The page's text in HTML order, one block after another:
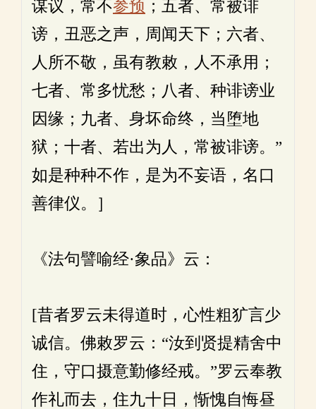
谋议，常不参预 ；五者、常被诽
谤，丑恶之声，周闻天下；六者、
人所不敬，虽有教敕，人不承用；
七者、常多忧愁；八者、种诽谤业
因缘；九者、身坏命终，当堕地
狱；十者、若出为人，常被诽谤。”
如是种种不作，是为不妄语，名口
善律仪。］
《法句譬喻经·象品》云：
[昔者罗云未得道时，心性粗犷言少
诚信。佛敕罗云：“汝到贤提精舍中
住，守口摄意勤修经戒。”罗云奉教
作礼而去，住九十日，惭愧自悔昼